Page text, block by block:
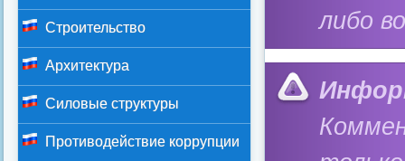
либо
Строительство
Архитектура
Силовые структуры
Противодействие коррупции